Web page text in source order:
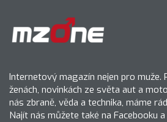
Internetový magazín nejen pro muže.
ženách, novinkách ze světa aut a
nás zbraně, věda a technika, máme
Najít nás můžete také na Facebooku